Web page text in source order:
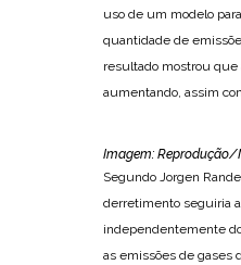
uso de um modelo
quantidade de
resultado mostrou
aumentando, assim
Imagem:
Segundo Jorgen
derretimento seguiria
independentemente
as emissões de gases